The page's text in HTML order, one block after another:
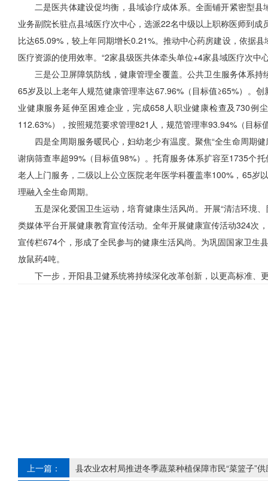
二是医共体建设促均衡，县域诊疗成体系。全面铺开紧密型
业务副院长驻点县域医疗次中心，选派22名中级以上职称医师到
比达65.09%，较上年同期增长0.21%。推动中心药房建设，依据
医疗资源的使用效率。“2家县级医共体牵头单位+4家县域医疗次
三是公卫屏障筑防线，健康管理全覆盖。公共卫生服务体系
65岁及以上老年人规范健康管理率达67.96%（目标值≥65%）。
业健康服务延伸至困难企业，完成658人职业健康检查及730例
112.63%），按照规范要求管理821人，规范管理率93.94%（目标
四是全周期服务暖民心，妇幼老少有温度。聚焦“全生命周期
谢病筛查率超99%（目标值98%）。托育服务体系扩容至1735个
老人上门服务，二级以上公立医院老年医学科覆盖率100%，65岁
理融入全生命周期。
五是深化爱国卫生运动，培育健康生活风尚。开展“清洁环境
类媒体平台开展健康教育宣传活动。全年开展健康宣传活动324次
宣传栏674个，形成了全民参与的健康生活风尚。为巩固国家卫生
放鼠药4吨。
下一步，开阳县卫健系统将持续深化改革创新，以更高标准
上一篇：
县农业农村局推进冬季蔬菜种植保障市民“菜篮子”供